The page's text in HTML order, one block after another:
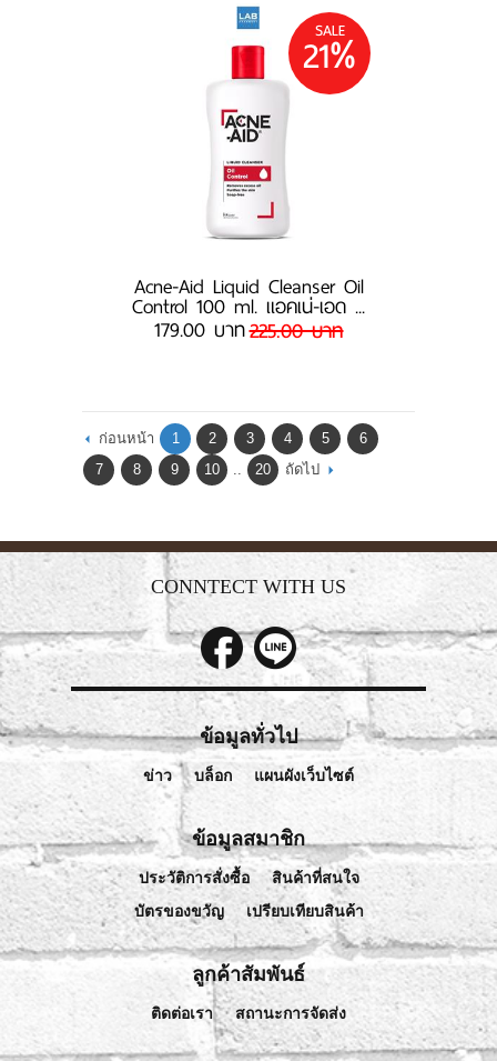
SALE
21%
Acne-Aid Liquid Cleanser Oil
Control 100 ml. แอคเน่-เอด ...
225.00 บาท
179.00 บาท
ก่อนหน้า 1 2 3 4 5
6
7
8 9 10 .. 20 ถัดไป
CONNTECT WITH US
ข้อมูลทั่วไป
ข่าว บล็อก แผนผังเว็บไซต์
ข้อมูลสมาชิก
ประวัติการสั่งซื้อ
สินค้าที่สนใจ
บัตรของขวัญ
เปรียบเทียบสินค้า
ลูกค้าสัมพันธ์
ติดต่อเรา สถานะการจัดส่ง